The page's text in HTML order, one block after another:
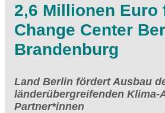
2,6 Millionen Euro
Change Center
Brandenburg
Land Berlin fördert Ausbau
länderübergreifenden Klima-
Partner*innen